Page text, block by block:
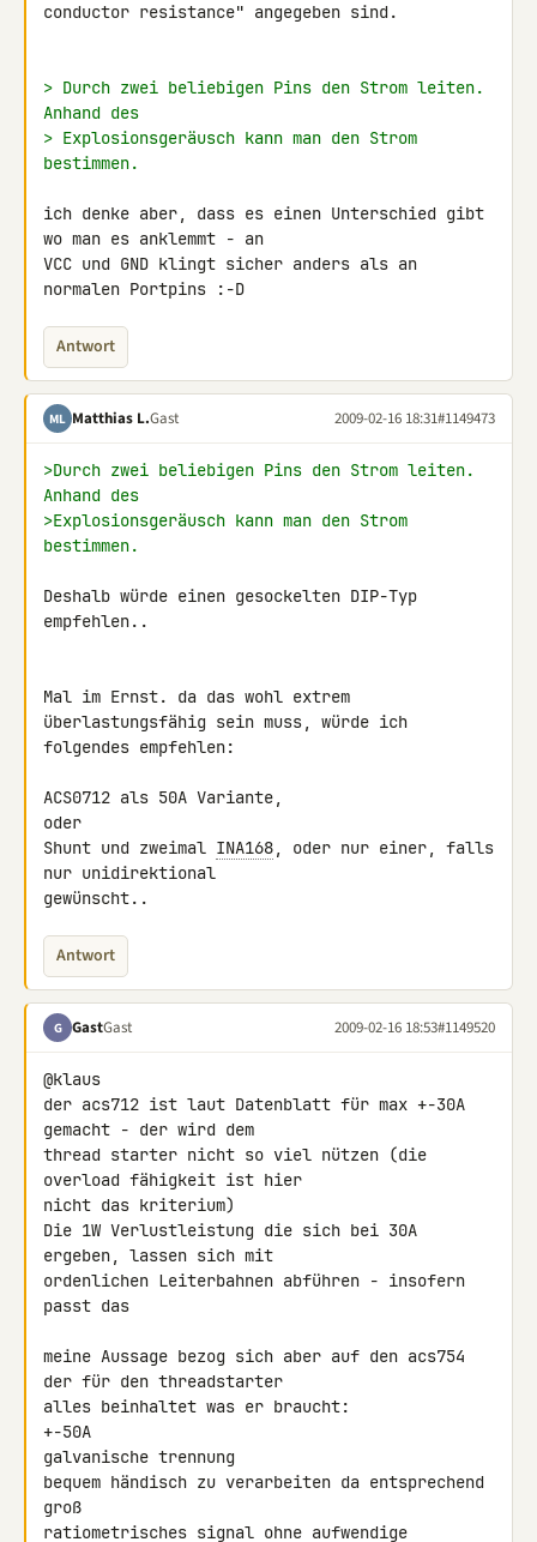
conductor resistance" angegeben sind.
> Durch zwei beliebigen Pins den Strom leiten.
Anhand des
> Explosionsgeräusch kann man den Strom
bestimmen.
ich denke aber, dass es einen Unterschied gibt
wo man es anklemmt - an
VCC und GND klingt sicher anders als an
normalen Portpins :-D
Antwort
ML Matthias L.Gast 2009-02-16 18:31#1149473
>Durch zwei beliebigen Pins den Strom leiten.
Anhand des
>Explosionsgeräusch kann man den Strom
bestimmen.
Deshalb würde einen gesockelten DIP-Typ
empfehlen..
Mal im Ernst. da das wohl extrem
überlastungsfähig sein muss, würde ich
folgendes empfehlen:
ACS0712 als 50A Variante,
oder
Shunt und zweimal INA168, oder nur einer, falls
nur unidirektional
gewünscht..
Antwort
G GastGast 2009-02-16 18:53#1149520
@klaus
der acs712 ist laut Datenblatt für max +-30A
gemacht - der wird dem
thread starter nicht so viel nützen (die
overload fähigkeit ist hier
nicht das kriterium)
Die 1W Verlustleistung die sich bei 30A
ergeben, lassen sich mit
ordenlichen Leiterbahnen abführen - insofern
passt das
meine Aussage bezog sich aber auf den acs754
der für den threadstarter
alles beinhaltet was er braucht:
+-50A
galvanische trennung
bequem händisch zu verarbeiten da entsprechend
groß
ratiometrisches signal ohne aufwendige